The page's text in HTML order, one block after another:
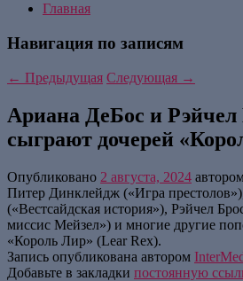
Главная
Навигация по записям
← Предыдущая Следующая →
Ариана ДеБос и Рэйчел
сыграют дочерей
Опубликовано 2 августа, 2024
Питер Динклейдж («Игра
(«Вестсайдская история»), Рэйчел
миссис Мейзел») и многие другие
«Король Лир» (Lear Rex).
Запись опубликована автором
Добавьте в закладки постоянную